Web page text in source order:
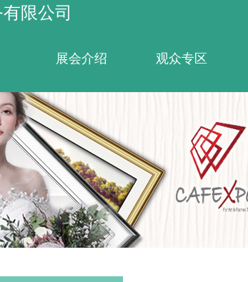
限公司
展会介绍 观众专区